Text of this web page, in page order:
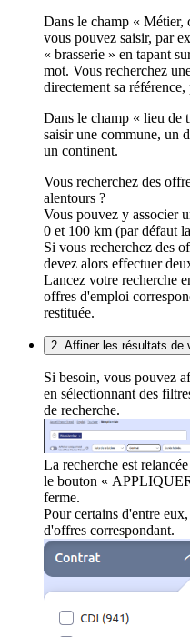
Dans le champ « Métier,
vous pouvez saisir, par
« brasserie » en tapant
mot. Vous recherchez
directement sa
Dans le champ « lieu de
saisir une commune, un
un continent.
Vous recherchez des
alentours ?
Vous pouvez y associer
0 et 100 km (par défaut
Si vous recherchez des
devez alors effectuer
Lancez votre recherche
offres d'emploi
restituée.
2. Affiner les résultats de
Si besoin, vous pouvez
en sélectionnant des
de recherche.
La recherche est
le bouton «
ferme.
Pour certains d'entre
d'offres correspondant.